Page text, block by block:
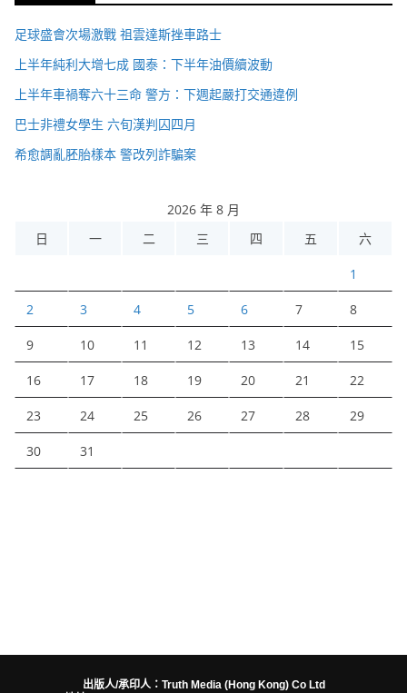
足球盛會次場激戰 祖雲達斯挫車路士
上半年純利大增七成 國泰：下半年油價續波動
上半年車禍奪六十三命 警方：下週起嚴打交通違例
巴士非禮女學生 六旬漢判囚四月
希愈調亂胚胎樣本 警改列詐騙案
2026 年 8 月
日
一 二 三 四 五 六
1
2 3 4 5 6 7 8
9 10 11 12 13 14 15
16 17 18 19 20 21 22
23 24 25 26 27 28 29
30 31
出版人/承印人：Truth Media (Hong Kong) Co Ltd